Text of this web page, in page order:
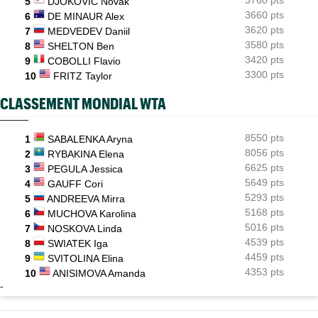
6
DE MINAUR Alex
3660 pts
7
MEDVEDEV Daniil
3620 pts
8
SHELTON Ben
3580 pts
9
COBOLLI Flavio
3420 pts
10
FRITZ Taylor 3300 pts
CLASSEMENT MONDIAL WTA
1 SABALENKA Aryna
8550 pts
2
RYBAKINA Elena
8056 pts
3
PEGULA Jessica
6625 pts
4
GAUFF Cori
5649 pts
5
ANDREEVA Mirra
5293 pts
6
MUCHOVA Karolina
5168 pts
7
NOSKOVA Linda
5016 pts
8
SWIATEK Iga
4539 pts
9
SVITOLINA Elina
4459 pts
10
ANISIMOVA Amanda 4353 pts
-